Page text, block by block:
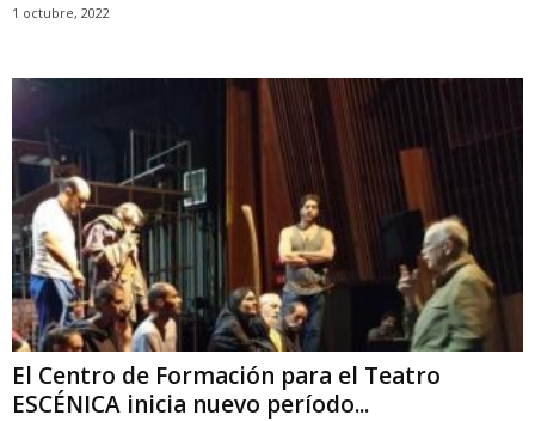
1 octubre, 2022
El Centro de Formación para el Teatro
ESCÉNICA inicia nuevo período...